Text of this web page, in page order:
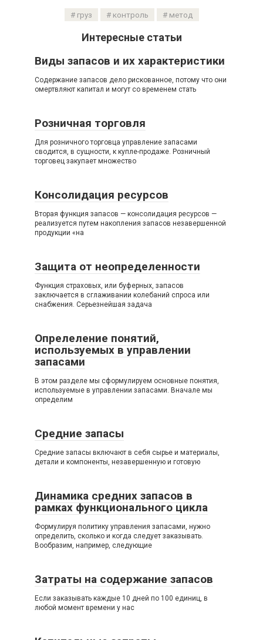
груз контроль метод
Интересные статьи
Виды запасов и их характеристики
Содержание запасов дело рискованное, потому что они
омертвляют капитал и могут со временем стать
Розничная торговля
Для розничного торговца управление запасами
сводится, в сущности, к купле-продаже. Розничный
торговец закупает множество
Консолидация ресурсов
Вторая функция запасов — консолидация ресурсов —
реализуется путем накопления запасов незавершенной
продукции «на
Защита от неопределенности
Функция страховых, или буферных, запасов
заключается в сглаживании колебаний спроса или
снабжения. Серьезнейшая задача
Опрелеление понятий,
используемых в управлении
запасами
В этом разделе мы сформулируем основные понятия,
используемые в управлении запасами. Вначале мы
определим
Средние запасы
Средние запасы включают в себя сырье и материалы,
детали и компоненты, незавершенную и готовую
Динамика средних запасов в
рамках функционального цикла
Формулируя политику управления запасами, нужно
определить, сколько и когда следует заказывать.
Вообразим, например, следующие
Затраты на содержание запасов
Если заказывать каждые 10 дней по 100 единиц, в
любой момент времени у нас